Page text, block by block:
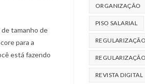
de tamanho de
para a
está fazendo
ORGANIZAÇÃO
PISO SALARIAL
REVISTA DIGITAL